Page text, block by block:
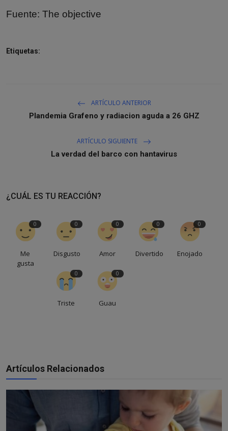
Fuente: The objective
Etiquetas:
ARTÍCULO ANTERIOR
Plandemia Grafeno y radiacion aguda a 26 GHZ
ARTÍCULO SIGUIENTE
La verdad del barco con hantavirus
¿CUÁL ES TU REACCIÓN?
0
Me
gusta
0
Disgusto
0
Amor
0
Divertido
0
Enojado
0
Triste
0
Guau
Artículos Relacionados